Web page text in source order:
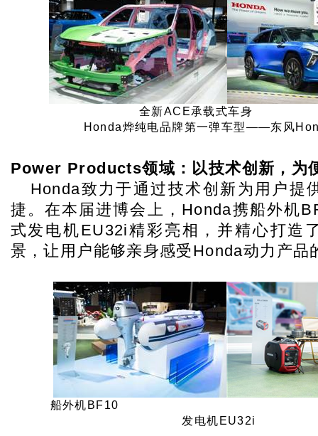
全新ACE承
Honda烨纯电品牌第一弹车型——东风
Power Products领域：以技术创新，为
Honda致力于通过技术创新为用户提
捷。在本届进博会上，Honda携船外机
式发电机EU32i精彩亮相，并精心打造
景，让用户能够亲身感受Honda动力产品
船外机BF10 变
发电机EU32i